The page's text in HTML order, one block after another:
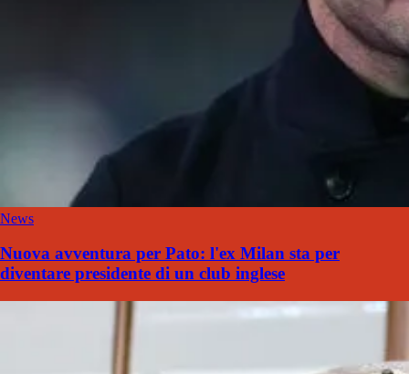
News
Nuova avventura per Pato: l'ex Milan sta per
diventare presidente di un club inglese